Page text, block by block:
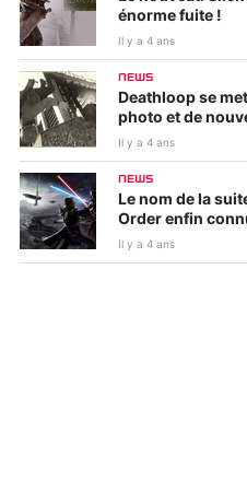
énorme fuite !
Il y a 4 ans
NEWS
Deathloop se
photo et de
Il y a 4 ans
NEWS
Le nom de la
Order enfin
Il y a 4 ans